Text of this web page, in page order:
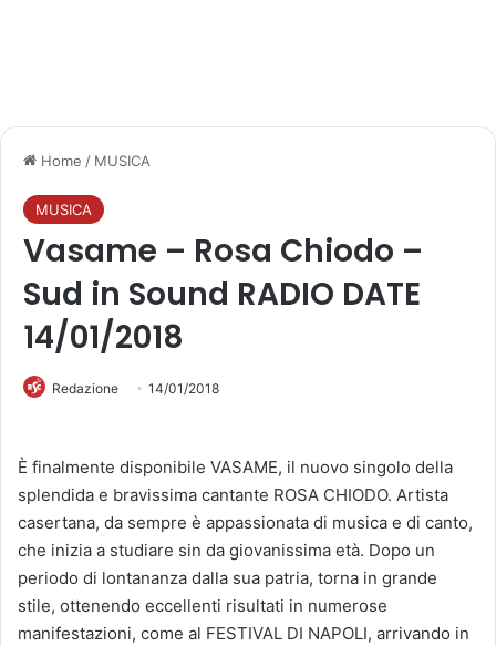
Home / MUSICA
MUSICA
Vasame – Rosa Chiodo –
Sud in Sound RADIO DATE
14/01/2018
Redazione 14/01/2018
È finalmente disponibile VASAME, il nuovo singolo della
splendida e bravissima cantante ROSA CHIODO. Artista
casertana, da sempre è appassionata di musica e di canto,
che inizia a studiare sin da giovanissima età. Dopo un
periodo di lontananza dalla sua patria, torna in grande
stile, ottenendo eccellenti risultati in numerose
manifestazioni, come al FESTIVAL DI NAPOLI, arrivando in